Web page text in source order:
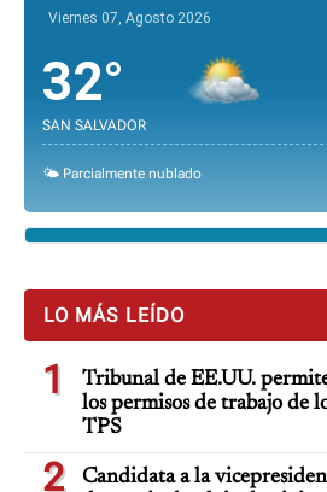
Viernes 07, Agosto 2026
32°
SAN SALVADOR
🌤️ Parcialmente nublado
LO MÁS LEÍDO
1
Tribunal de EE.UU.
los permisos de trabajo de
TPS
2
Candidata a la